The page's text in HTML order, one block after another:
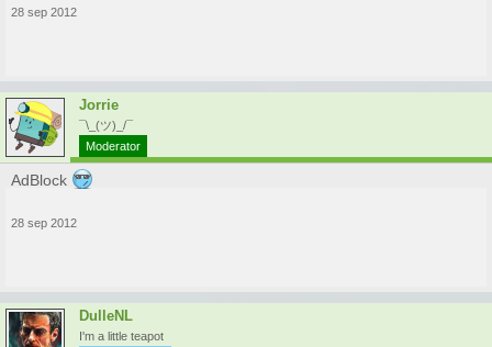
28 sep 2012
Jorrie
¯\_(ツ)_/¯
Moderator
AdBlock
28 sep 2012
DulleNL
I'm a little teapot